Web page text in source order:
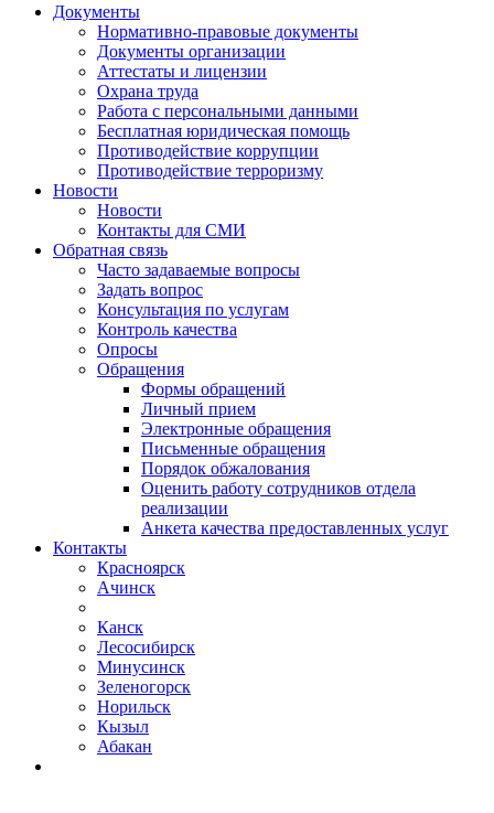
Документы
Нормативно-правовые документы
Документы организации
Аттестаты и лицензии
Охрана труда
Работа с персональными данными
Бесплатная юридическая помощь
Противодействие коррупции
Противодействие терроризму
Новости
Новости
Контакты для СМИ
Обратная связь
Часто задаваемые вопросы
Задать вопрос
Консультация по услугам
Контроль качества
Опросы
Обращения
Формы обращений
Личный прием
Электронные обращения
Письменные обращения
Порядок обжалования
Оценить работу сотрудников отдела
реализации
Анкета качества предоставленных услуг
Контакты
Красноярск
Ачинск
Канск
Лесосибирск
Минусинск
Зеленогорск
Норильск
Кызыл
Абакан